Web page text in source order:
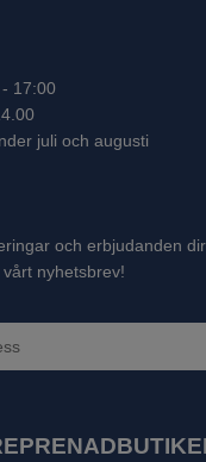
17:00
juli och augusti
och erbjudanden
nyhetsbrev!